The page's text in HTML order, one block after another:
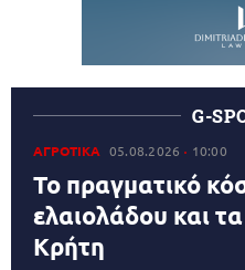
G-
ΑΓΡΟΤΙΚΑ 05.08.2026 10:00
Το πραγματικό
ελαιολάδου και
Κρήτη